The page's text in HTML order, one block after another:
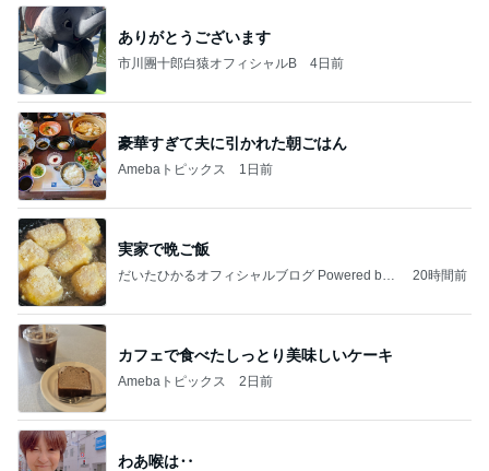
ありがとうございます
市川團十郎白猿オフィシャルB 4日前
豪華すぎて夫に引かれた朝ごはん
Amebaトピックス 1日前
実家で晩ご飯
だいたひかるオフィシャルブログ Powered by
20時間前
カフェで食べたしっとり美味しいケーキ
Amebaトピックス 2日前
わあ喉は‥